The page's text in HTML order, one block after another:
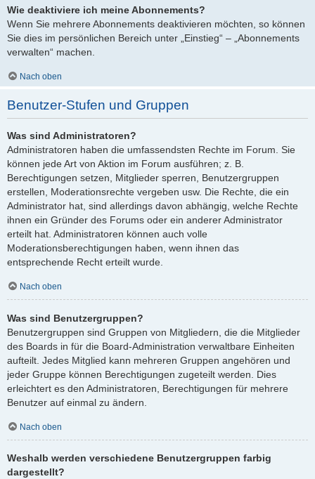
Wie deaktiviere ich meine Abonnements?
Wenn Sie mehrere Abonnements deaktivieren möchten, so können
Sie dies im persönlichen Bereich unter „Einstieg“ – „Abonnements
verwalten“ machen.
Nach oben
Benutzer-Stufen und Gruppen
Was sind Administratoren?
Administratoren haben die umfassendsten Rechte im Forum. Sie
können jede Art von Aktion im Forum ausführen; z. B.
Berechtigungen setzen, Mitglieder sperren, Benutzergruppen
erstellen, Moderationsrechte vergeben usw. Die Rechte, die ein
Administrator hat, sind allerdings davon abhängig, welche Rechte
ihnen ein Gründer des Forums oder ein anderer Administrator
erteilt hat. Administratoren können auch volle
Moderationsberechtigungen haben, wenn ihnen das
entsprechende Recht erteilt wurde.
Nach oben
Was sind Benutzergruppen?
Benutzergruppen sind Gruppen von Mitgliedern, die die Mitglieder
des Boards in für die Board-Administration verwaltbare Einheiten
aufteilt. Jedes Mitglied kann mehreren Gruppen angehören und
jeder Gruppe können Berechtigungen zugeteilt werden. Dies
erleichtert es den Administratoren, Berechtigungen für mehrere
Benutzer auf einmal zu ändern.
Nach oben
Weshalb werden verschiedene Benutzergruppen farbig
dargestellt?